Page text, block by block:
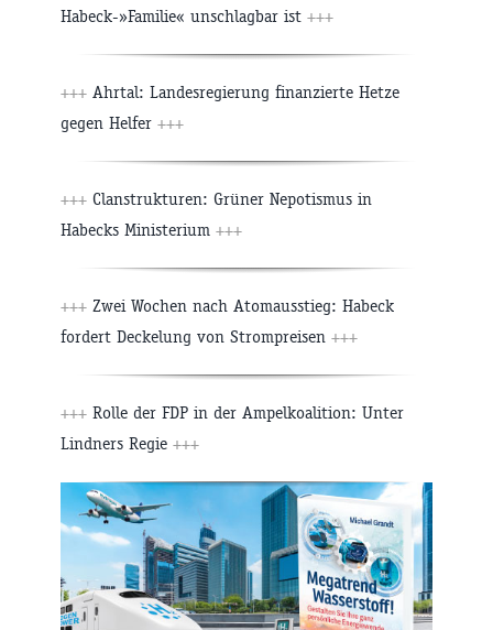
Habeck-»Familie« unschlagbar ist +++
+++ Ahrtal: Landesregierung finanzierte Hetze
gegen Helfer +++
+++ Clanstrukturen: Grüner Nepotismus in
Habecks Ministerium +++
+++ Zwei Wochen nach Atomausstieg: Habeck
fordert Deckelung von Strompreisen +++
+++ Rolle der FDP in der Ampelkoalition: Unter
Lindners Regie +++